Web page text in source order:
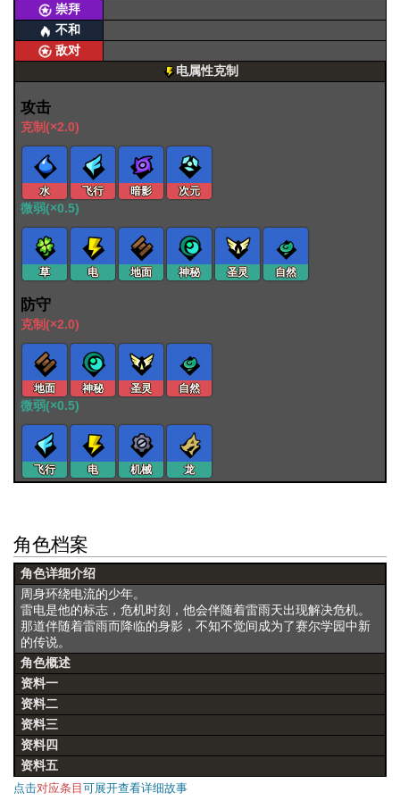
崇拜
不和
敌对
电属性克制
攻击
克制(×2.0)
水 飞行 暗影 次元
微弱(×0.5)
草 电 地面 神秘 圣灵 自然
防守
克制(×2.0)
地面 神秘 圣灵 自然
微弱(×0.5)
飞行 电 机械 龙
角色档案
角色详细介绍
周身环绕电流的少年。
雷电是他的标志，危机时刻，他会伴随着雷雨天出现解决危机。
那道伴随着雷雨而降临的身影，不知不觉间成为了赛尔学园中新
的传说。
角色概述
资料一
资料二
资料三
资料四
资料五
点击对应条目 可展开查看详细故事